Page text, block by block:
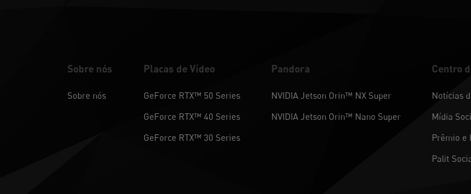
Sobre nós
Sobre nós
Placas de Vídeo
GeForce RTX™ 50 Series
GeForce RTX™ 40 Series
GeForce RTX™ 30 Series
Pandora
NVIDIA Jetson Orin™ NX Super
NVIDIA Jetson Orin™ Nano Super
Centro
Notícias
Mídia
Prêmio e
Palit